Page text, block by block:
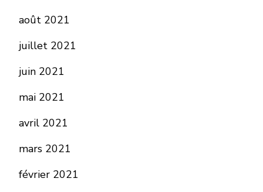
août 2021
juillet 2021
juin 2021
mai 2021
avril 2021
mars 2021
février 2021